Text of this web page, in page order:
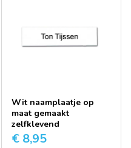
Wit naamplaatje op
maat gemaakt
zelfklevend
€ 8,95